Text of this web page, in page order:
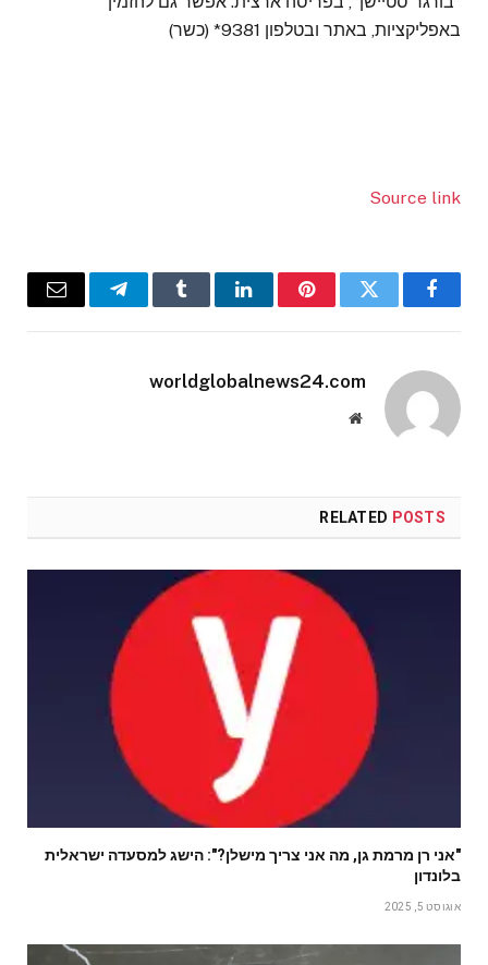
באפליקציות, באתר ובטלפון 9381* (כשר)
Source link
Facebook
Twitter
Pinterest
LinkedIn
Tumblr
Telegram
Email
worldglobalnews24.com
Website
RELATED POSTS
"אני רן מרמת גן, מה אני צריך מישלן?": הישג למסעדה ישראלית
בלונדון
אוגוסט 5, 2025